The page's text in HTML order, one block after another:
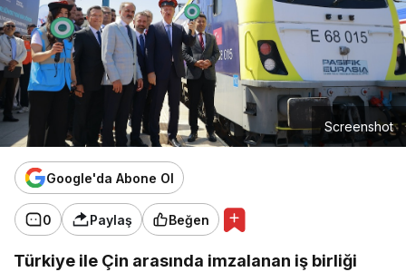
Screenshot
Google'da Abone Ol
0 Paylaş Beğen
Türkiye ile Çin arasında imzalanan iş birliği